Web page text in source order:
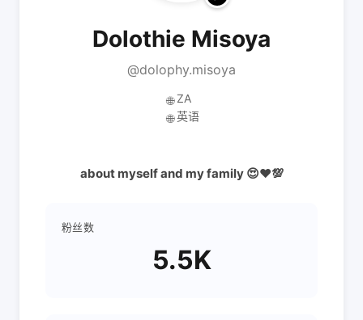
Dolothie Misoya
@dolophy.misoya
🌐 ZA
🌐 英语
about myself and my family 😍❤️💯
粉丝数
5.5K